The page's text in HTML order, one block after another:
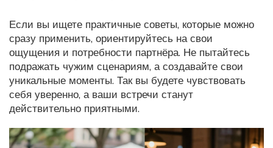
Если вы ищете практичные советы, которые можно
сразу применить, ориентируйтесь на свои
ощущения и потребности партнёра. Не пытайтесь
подражать чужим сценариям, а создавайте свои
уникальные моменты. Так вы будете чувствовать
себя уверенно, а ваши встречи станут
действительно приятными.